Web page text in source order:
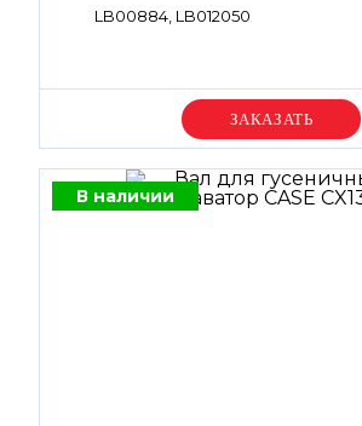
LB00884, LB012050
Уточняйте цену
В наличии